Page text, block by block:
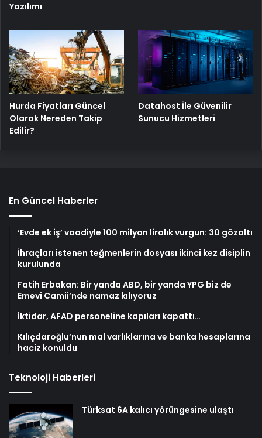
Yazılımı
Hurda Fiyatları Güncel
Olarak Nereden Takip
Edilir?
Datahost İle Güvenilir
Sunucu Hizmetleri
En Güncel Haberler
‘Evde ek iş’ vaadiyle 100 milyon liralık vurgun: 30 gözaltı
İhraçları istenen teğmenlerin dosyası ikinci kez disiplin
kurulunda
Fatih Erbakan: Bir yanda ABD, bir yanda YPG biz de
Emevi Camii’nde namaz kılıyoruz
İktidar, AFAD personeline kapıları kapattı…
Kılıçdaroğlu’nun mal varlıklarına ve banka hesaplarına
haciz konuldu
Teknoloji Haberleri
Türksat 6A kalıcı yörüngesine ulaştı